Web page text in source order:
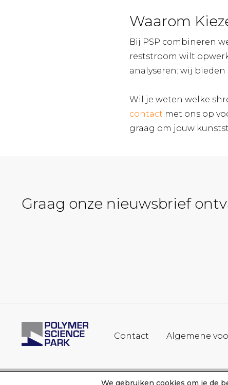
Waarom
Bij PSP combineren
reststroom wilt
analyseren: wij
Wil je weten welke
contact met ons op
graag om jouw
Graag onze nieuwsbrief
Contact Algemene
We gebruiken cookies om je de